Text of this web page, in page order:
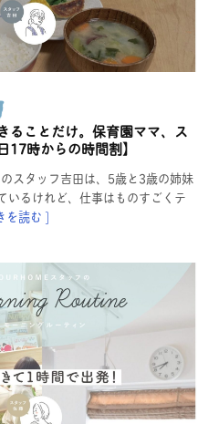
ることだけ。保育園ママ、ス
17時からの時間割】
スタッフ吉田は、5歳と3歳の姉妹
いるけれど、仕事はものすごくテ
読む ]